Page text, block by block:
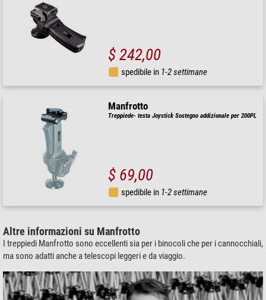
$ 242,00
spedibile in 1-2 settimane
Manfrotto
Treppiede- testa Joystick Sostegno addizionale per 200PL
$ 69,00
spedibile in 1-2 settimane
Altre informazioni su Manfrotto
I treppiedi Manfrotto sono eccellenti sia per i binocoli che per i cannocchiali,
ma sono adatti anche a telescopi leggeri e da viaggio.